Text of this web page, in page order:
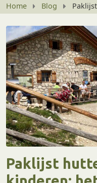
Home Blog
Paklijst